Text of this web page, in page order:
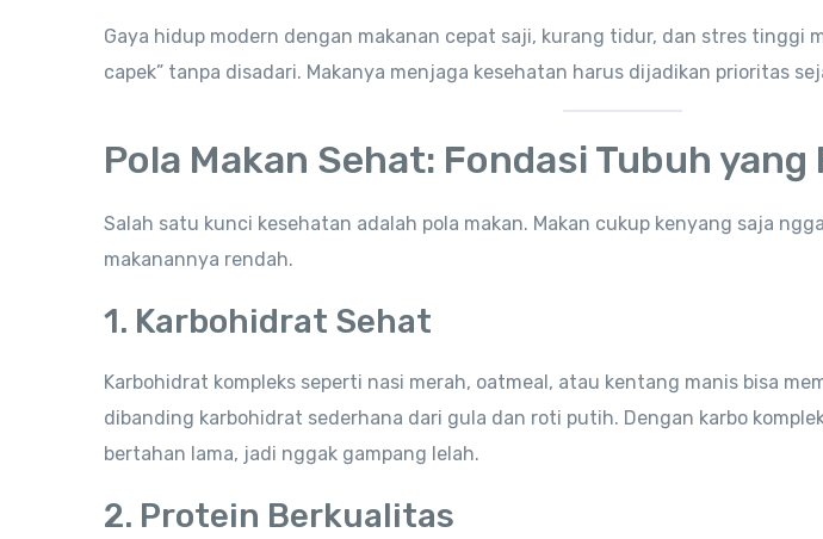
Gaya hidup modern dengan makanan cepat saji, kurang tidur, dan stres tinggi
capek” tanpa disadari. Makanya menjaga kesehatan harus dijadikan prioritas
Pola Makan Sehat: Fondasi Tubuh yang
Salah satu kunci kesehatan adalah pola makan. Makan cukup kenyang saja
makanannya rendah.
1. Karbohidrat Sehat
Karbohidrat kompleks seperti nasi merah, oatmeal, atau kentang manis bisa
dibanding karbohidrat sederhana dari gula dan roti putih. Dengan karbo
bertahan lama, jadi nggak gampang lelah.
2. Protein Berkualitas